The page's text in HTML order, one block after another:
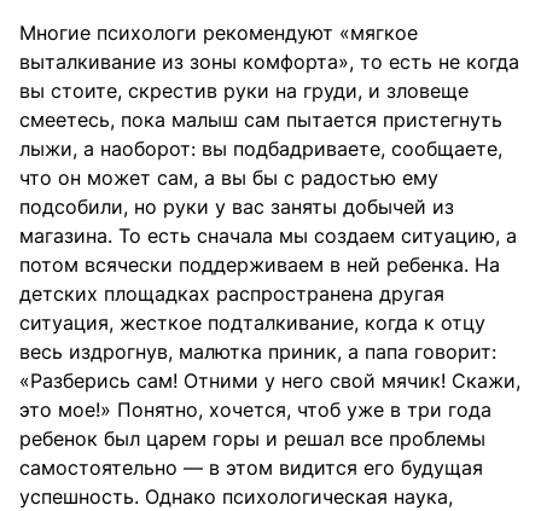
Многие психологи рекомендуют «мягкое
выталкивание из зоны комфорта», то есть не когда
вы стоите, скрестив руки на груди, и зловеще
смеетесь, пока малыш сам пытается пристегнуть
лыжи, а наоборот: вы подбадриваете, сообщаете,
что он может сам, а вы бы с радостью ему
подсобили, но руки у вас заняты добычей из
магазина. То есть сначала мы создаем ситуацию, а
потом всячески поддерживаем в ней ребенка. На
детских площадках распространена другая
ситуация, жесткое подталкивание, когда к отцу
весь издрогнув, малютка приник, а папа говорит:
«Разберись сам! Отними у него свой мячик! Скажи,
это мое!» Понятно, хочется, чтоб уже в три года
ребенок был царем горы и решал все проблемы
самостоятельно — в этом видится его будущая
успешность. Однако психологическая наука,